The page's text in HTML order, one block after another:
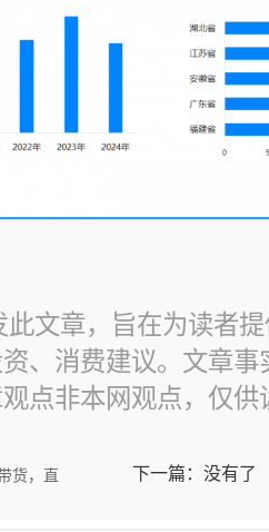
此文章，旨在为读者
、消费建议。文章
点非本网观点，仅供
货，直 下一篇：没有了